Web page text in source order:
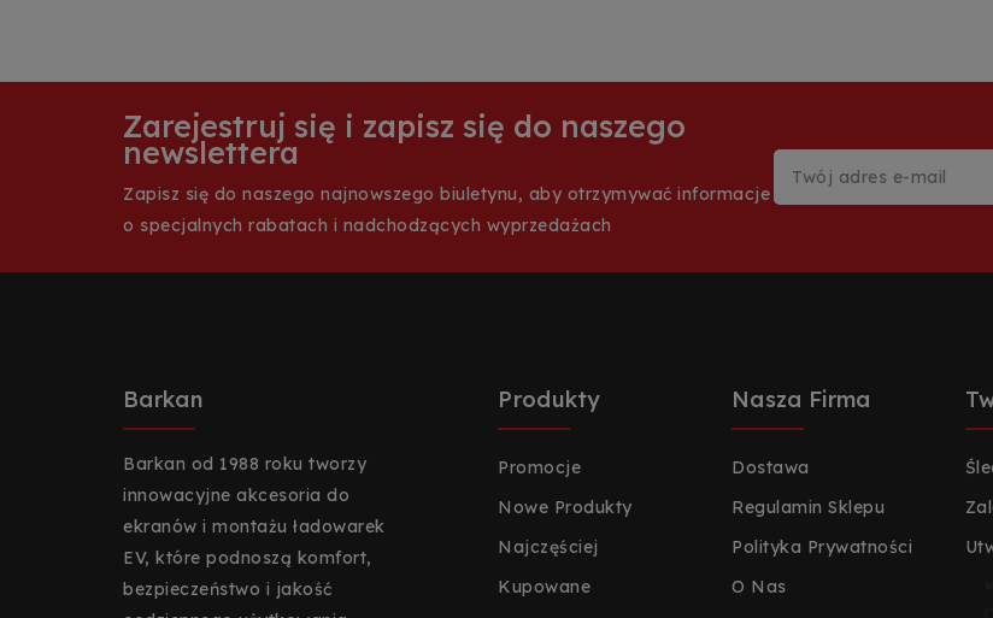
Zarejestruj się i zapisz się do naszego
newslettera
Zapisz się do naszego najnowszego biuletynu, aby otrzymywać informacje
o specjalnych rabatach i nadchodzących wyprzedażach
Barkan
Barkan od 1988 roku tworzy
innowacyjne akcesoria do
ekranów i montażu ładowarek
EV, które podnoszą komfort,
bezpieczeństwo i jakość
Produkty
Promocje
Nowe Produkty
Najczęściej
Kupowane
Nasza Firma
Dostawa
Regulamin Sklepu
Polityka Prywatności
O Nas